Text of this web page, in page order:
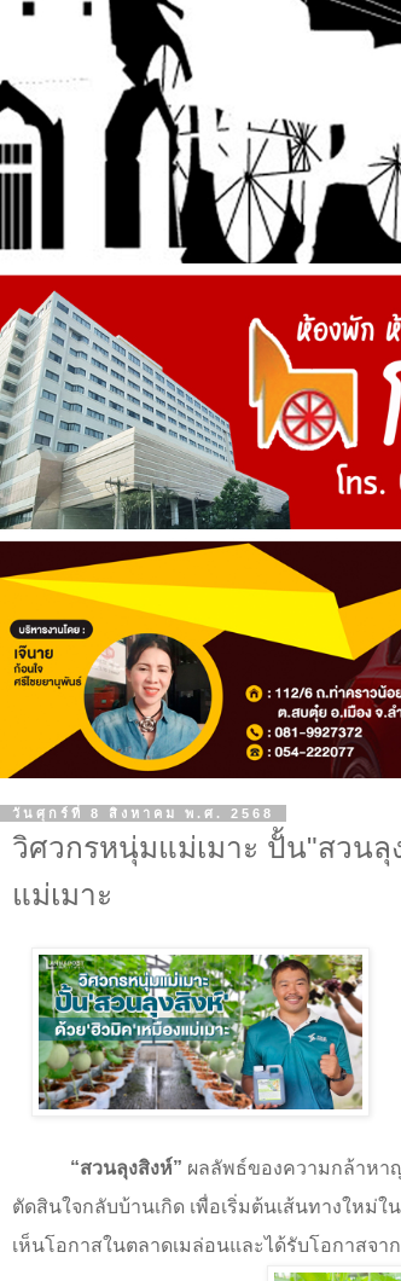
วันศุกร์ที่ 8 สิงหาคม พ.ศ. 2568
วิศวกรหนุ่มแม่เมาะ ปั้น"สวนลุ
แม่เมาะ
“สวนลุงสิงห์” ผลลัพธ์ของความกล้าหา
ตัดสินใจกลับบ้านเกิด เพื่อเริ่มต้นเส้นทางใหม่
เห็นโอกาสในตลาดเมล่อนและได้รับโอกาสจ